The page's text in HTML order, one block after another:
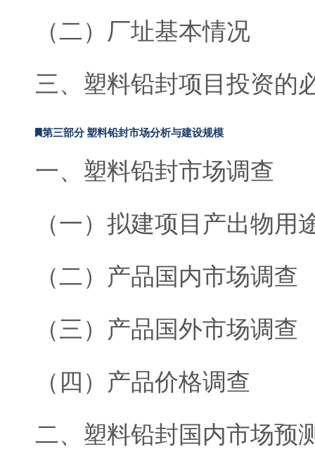
（二）厂址基本情况
三、塑料铅封项目投资的
第三部分 塑料铅封市场分析与建设规模
一、塑料铅封市场调查
（一）拟建项目产出物用
（二）产品国内市场调查
（三）产品国外市场调查
（四）产品价格调查
二、塑料铅封国内市场预